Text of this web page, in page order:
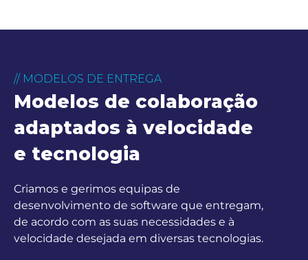
// MODELOS DE ENTREGA
Modelos de colaboração
adaptados à velocidade
e tecnologia
Criamos e gerimos equipas de
desenvolvimento de software que entregam,
de acordo com as suas necessidades e à
velocidade desejada em diversas tecnologias.